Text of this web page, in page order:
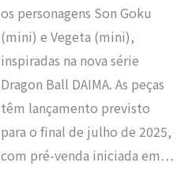
os personagens Son Goku
(mini) e Vegeta (mini),
inspiradas na nova série
Dragon Ball DAIMA. As peças
têm lançamento previsto
para o final de julho de 2025,
com pré-venda iniciada em…